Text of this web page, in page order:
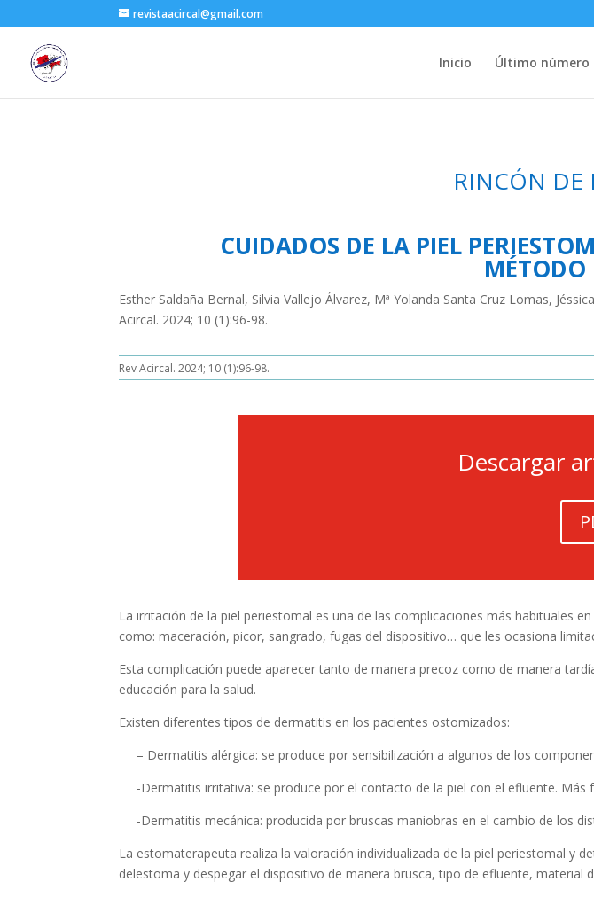
revistaacircal@gmail.com
Inicio Último número
RINCÓN DE
CUIDADOS DE LA PIEL
MÉTODO
Esther Saldaña Bernal, Silvia Vallejo Álvarez, Mª Yolanda Santa Cruz Lomas,
Acircal. 2024; 10 (1):96-98.
Rev Acircal. 2024; 10 (1):96-98.
Descargar
La irritación de la piel periestomal es una de las complicaciones más habituales
como: maceración, picor, sangrado, fugas del dispositivo… que les ocasiona
Esta complicación puede aparecer tanto de manera precoz como de manera
educación para la salud.
Existen diferentes tipos de dermatitis en los pacientes ostomizados:
– Dermatitis alérgica: se produce por sensibilización a algunos de los
-Dermatitis irritativa: se produce por el contacto de la piel con el efluente.
-Dermatitis mecánica: producida por bruscas maniobras en el cambio de los
La estomaterapeuta realiza la valoración individualizada de la piel periestomal y
delestoma y despegar el dispositivo de manera brusca, tipo de efluente, material